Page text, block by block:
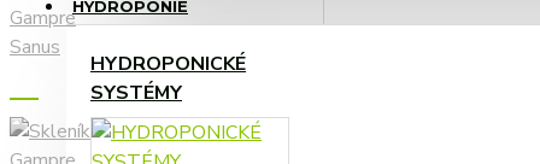
TVAROVKY, FITINKY,
HADICE
HYDROPONIE
HYDROPONICKÉ
SYSTÉMY